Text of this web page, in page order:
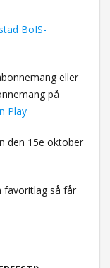
BoIS-
eller
på
Play
den 15e oktober
favoritlag så får